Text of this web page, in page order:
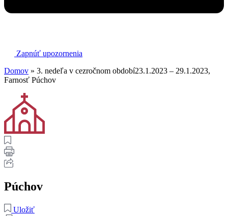
Zapnúť upozornenia
Domov » 3. nedeľa v cezročnom období23.1.2023 – 29.1.2023,
Farnosť Púchov
Púchov
Uložiť